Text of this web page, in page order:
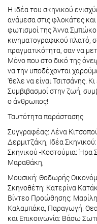
Η ιδέα του σκηνικού
ανάμεσα στις φλοκάτες και
φωτισμοί της Άννα
κινηματογραφικού πλατό,
πραγματικότητα, σαν να
Μόνο που στο δικό της
να την υποδέχονται
'θελε να είναι Τσιτσάνης.
Συμβιβασμοί στην ζωή,
ο άνθρωπος!
Ταυτότητα παράστασης
Συγγραφέας: Λένα
Δερμιτζάκη, Ιδέα
Σκηνικού -Κοστούμια: Ήρα
Μαραθάκη,
Μουσική: Θοδωρής
Σκηνοθέτη: Κατερίνα
Βίντεο Προώθησης:
Καλαμπάκα, Παραγωγή:
και Επικοινωνία: Βάσω